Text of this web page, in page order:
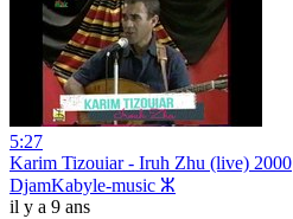
5:27
Karim Tizouiar - Iruh Zhu (live) 2000
DjamKabyle-music ⵣ
il y a 9 ans